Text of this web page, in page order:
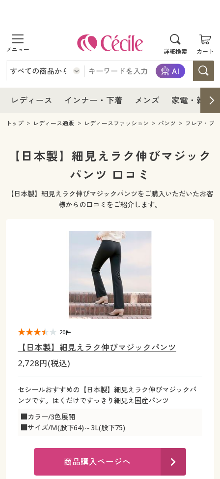
詳細検索 カート
商品を探す
レディース
レディースファッション
女性下着
インナー・下着
インナー・下着通販すべて
女性下着
ジュニア・ティーンズ下着
メンズ
メンズ通販すべて
メンズファッション
家電・雑貨
キッチン・雑貨・日用品
寝具・インテリア・家具
寝具・インテリア・家具通販すべて
カーテン・ラグ・ファブリック
美容・健康通販すべて
美容・健康・サプリメント
ジュニア・ティーンズ下着
大きいサイズ レディース服
大きいサイズ レディース下着
大きいサイズ メンズ
大きいサイズ 事務・制服
カタログ
カタログ・チラシからのご注文
デジタルカタログ
レディース インナー・下着 メンズ 家電・雑貨
レディース
レディース通販すべて
レディースファッション
インナー・下着
インナー・下着通販すべて
ジュニア・ティーンズ下着
メンズ
キッチン・雑貨・日用品
寝具・インテリア・家具通販すべて
家具・収納
カーテン・ラグ・ファブリック
美容・健康通販すべて
制服・スクール
ジュニア・ティーンズ下着
大きいサイズ レディース服
大きいサイズ レディース下着
大きいサイズ メンズ
大きいサイズ 事務・制服
シークレットセール
商品カテゴリ一覧
カタログ
カタログ無料プレゼント
会員メニュー
トップ レディース通販 レディースファッション パンツ フレア・ブ
【日本製】細見えラク伸びマジック
パンツ 口コミ
【日本製】細見えラク伸びマジックパンツをご購入いただいたお客
様からの口コミをご紹介します。
【日本製】細見えラク伸びマジックパンツ
2,728円(税込)
セシールおすすめの【日本製】細見えラク伸びマジックパ
ンツです。はくだけですっきり細見え国産パンツ
■カラー/3色展開
■サイズ/M(股下64)～3L(股下75)
20件
商品購入ページへ